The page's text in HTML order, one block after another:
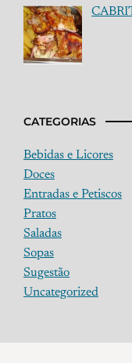
CATEGORIAS
Bebidas e Licores
Doces
Entradas e Petiscos
Pratos
Saladas
Sopas
Sugestão
Uncategorized